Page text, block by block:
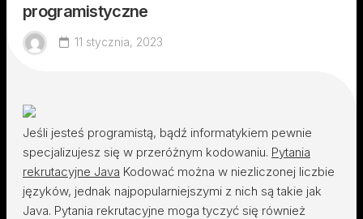
programistyczne
11 stycznia, 2023
Jeśli jesteś programistą, bądź informatykiem pewnie
specjalizujesz się w przeróżnym kodowaniu. Pytania
rekrutacyjne Java Kodować można w niezliczonej liczbie
języków, jednak najpopularniejszymi z nich są takie jak
Java. Pytania rekrutacyjne moga tyczyć się również